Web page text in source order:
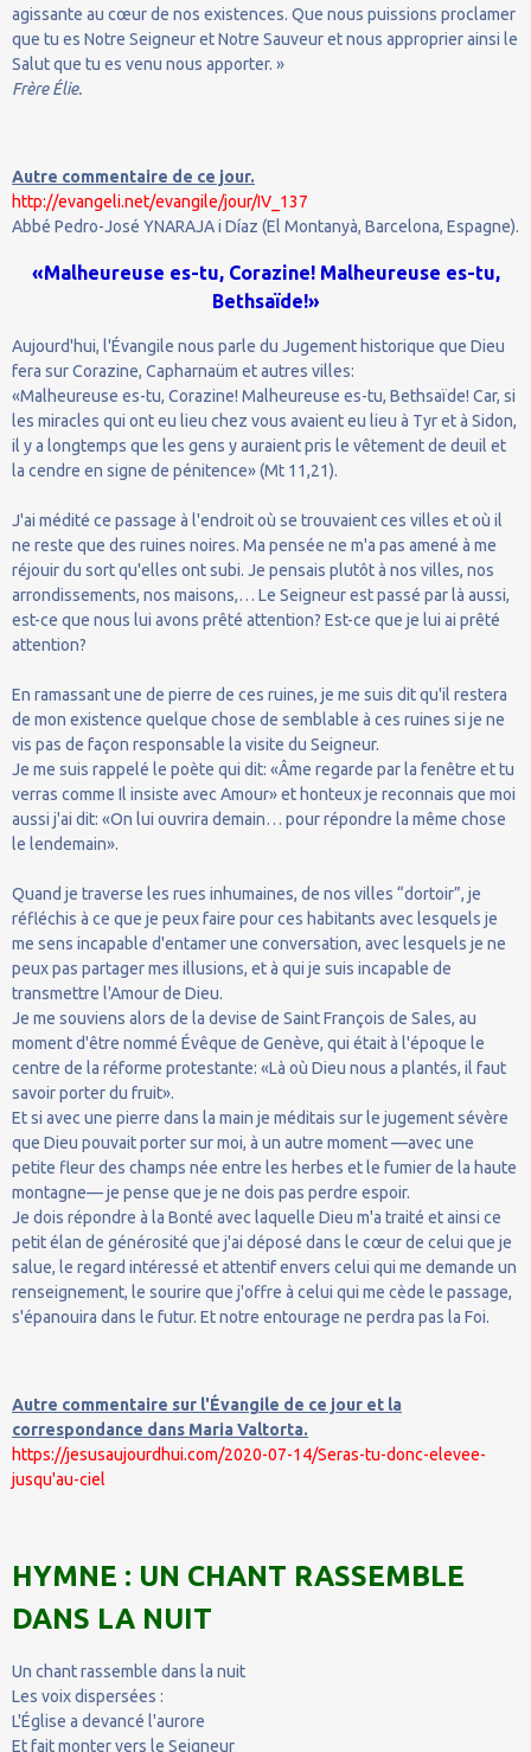
agissante au cœur de nos existences. Que nous puissions proclamer
que tu es Notre Seigneur et Notre Sauveur et nous approprier ainsi le
Salut que tu es venu nous apporter. »
Frère Élie.
Autre commentaire de ce jour.
http://evangeli.net/evangile/jour/IV_137
Abbé Pedro-José YNARAJA i Díaz (El Montanyà, Barcelona, Espagne).
«Malheureuse es-tu, Corazine! Malheureuse es-tu,
Bethsaïde!»
Aujourd'hui, l'Évangile nous parle du Jugement historique que Dieu
fera sur Corazine, Capharnaüm et autres villes:
«Malheureuse es-tu, Corazine! Malheureuse es-tu, Bethsaïde! Car, si
les miracles qui ont eu lieu chez vous avaient eu lieu à Tyr et à Sidon,
il y a longtemps que les gens y auraient pris le vêtement de deuil et
la cendre en signe de pénitence» (Mt 11,21).
J'ai médité ce passage à l'endroit où se trouvaient ces villes et où il
ne reste que des ruines noires. Ma pensée ne m'a pas amené à me
réjouir du sort qu'elles ont subi. Je pensais plutôt à nos villes, nos
arrondissements, nos maisons,… Le Seigneur est passé par là aussi,
est-ce que nous lui avons prêté attention? Est-ce que je lui ai prêté
attention?
En ramassant une de pierre de ces ruines, je me suis dit qu'il restera
de mon existence quelque chose de semblable à ces ruines si je ne
vis pas de façon responsable la visite du Seigneur.
Je me suis rappelé le poète qui dit: «Âme regarde par la fenêtre et tu
verras comme Il insiste avec Amour» et honteux je reconnais que moi
aussi j'ai dit: «On lui ouvrira demain… pour répondre la même chose
le lendemain».
Quand je traverse les rues inhumaines, de nos villes “dortoir”, je
réfléchis à ce que je peux faire pour ces habitants avec lesquels je
me sens incapable d'entamer une conversation, avec lesquels je ne
peux pas partager mes illusions, et à qui je suis incapable de
transmettre l'Amour de Dieu.
Je me souviens alors de la devise de Saint François de Sales, au
moment d'être nommé Évêque de Genève, qui était à l'époque le
centre de la réforme protestante: «Là où Dieu nous a plantés, il faut
savoir porter du fruit».
Et si avec une pierre dans la main je méditais sur le jugement sévère
que Dieu pouvait porter sur moi, à un autre moment —avec une
petite fleur des champs née entre les herbes et le fumier de la haute
montagne— je pense que je ne dois pas perdre espoir.
Je dois répondre à la Bonté avec laquelle Dieu m'a traité et ainsi ce
petit élan de générosité que j'ai déposé dans le cœur de celui que je
salue, le regard intéressé et attentif envers celui qui me demande un
renseignement, le sourire que j'offre à celui qui me cède le passage,
s'épanouira dans le futur. Et notre entourage ne perdra pas la Foi.
Autre commentaire sur l'Évangile de ce jour et la
correspondance dans Maria Valtorta.
https://jesusaujourdhui.com/2020-07-14/Seras-tu-donc-elevee-
jusqu'au-ciel
HYMNE : UN CHANT RASSEMBLE
DANS LA NUIT
Un chant rassemble dans la nuit
Les voix dispersées :
L'Église a devancé l'aurore
Et fait monter vers le Seigneur